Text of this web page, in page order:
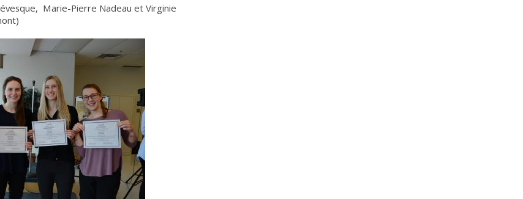
Marie-Pierre Nadeau et Virginie